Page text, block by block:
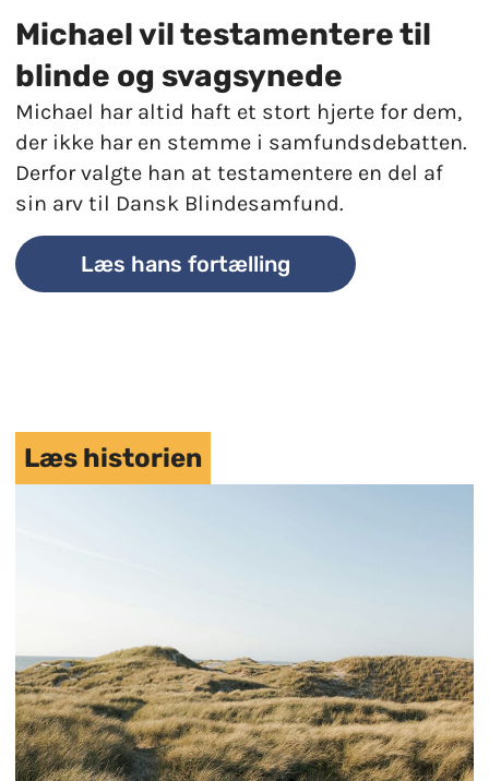
Michael vil testamentere til
blinde og svagsynede
Michael har altid haft et stort hjerte for dem,
der ikke har en stemme i samfundsdebatten.
Derfor valgte han at testamentere en del af
sin arv til Dansk Blindesamfund.
Læs hans fortælling
Læs historien